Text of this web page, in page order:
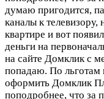
думаю пригодится,
каналы к
квартире и вот
деньги на
на сайте Домклик с
попадаю. По льготам
оформить Домклик
поподробнее, что за